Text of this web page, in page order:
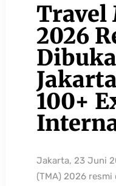
Travel
2026
100+
Jakarta, 23 Juni
(TMA) 2026